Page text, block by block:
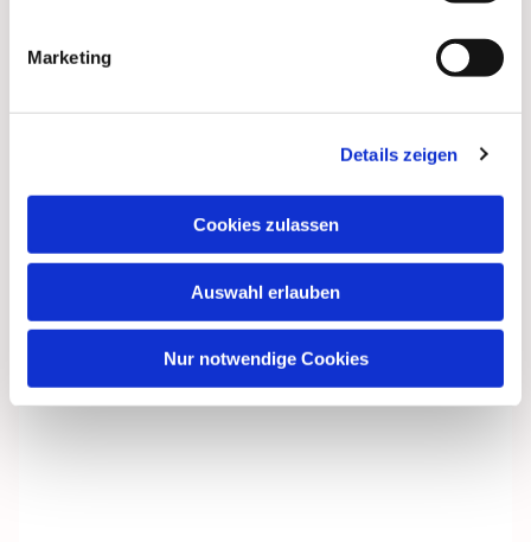
Marketing
Details zeigen
Cookies zulassen
Auswahl erlauben
Nur notwendige Cookies
interessieren